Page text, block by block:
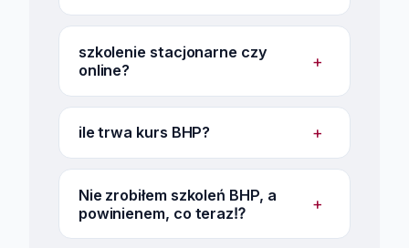
szkolenie stacjonarne czy
online?
+
ile trwa kurs BHP? +
Nie zrobiłem szkoleń BHP, a
powinienem, co teraz⁉️
+